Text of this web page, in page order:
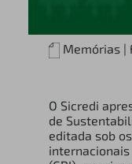
Memórias |
O Sicredi
de
editada sob